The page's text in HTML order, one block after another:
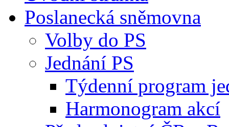
Poslanecká sněmovna
Volby do PS
Jednání PS
Týdenní program
Harmonogram akcí